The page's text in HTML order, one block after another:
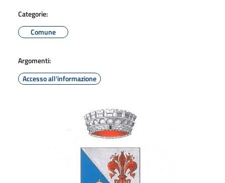
Categorie:
Comune
Argomenti:
Accesso all'informazione